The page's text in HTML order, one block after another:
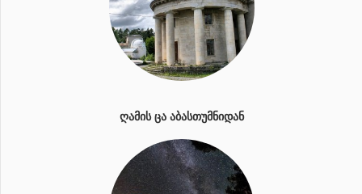
ᲦᲐᲛᲘᲡ ᲪᲐ ᲐᲑᲐᲡᲗᲣᲛᲜᲘᲓᲐᲜ